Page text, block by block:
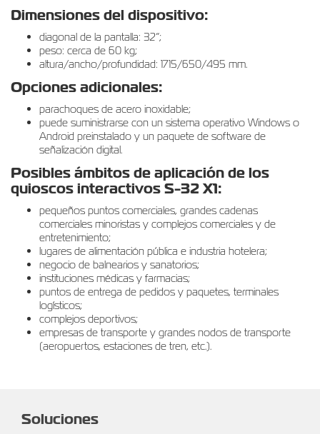
Dimensiones del dispositivo:
diagonal de la pantalla: 32”;
peso: cerca de 60 kg;
altura/ancho/profundidad: 1715/650/495 mm.
Opciones adicionales:
parachoques de acero inoxidable;
puede suministrarse con un sistema operativo Windows o
Android preinstalado y un paquete de software de
señalización digital.
Posibles ámbitos de aplicación de los
quioscos interactivos S-32 X1:
pequeños puntos comerciales, grandes cadenas
comerciales minoristas y complejos comerciales y de
entretenimiento;
lugares de alimentación pública e industria hotelera;
negocio de balnearios y sanatorios;
instituciones médicas y farmacias;
puntos de entrega de pedidos y paquetes, terminales
logísticos;
complejos deportivos;
empresas de transporte y grandes nodos de transporte
(aeropuertos, estaciones de tren, etc.).
Soluciones